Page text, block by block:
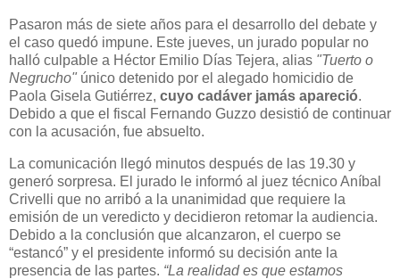
Pasaron más de siete años para el desarrollo del debate y
el caso quedó impune. Este jueves, un jurado popular no
halló culpable a Héctor Emilio Días Tejera, alias "Tuerto o
Negrucho" único detenido por el alegado homicidio de
Paola Gisela Gutiérrez, cuyo cadáver jamás apareció.
Debido a que el fiscal Fernando Guzzo desistió de continuar
con la acusación, fue absuelto.
La comunicación llegó minutos después de las 19.30 y
generó sorpresa. El jurado le informó al juez técnico Aníbal
Crivelli que no arribó a la unanimidad que requiere la
emisión de un veredicto y decidieron retomar la audiencia.
Debido a la conclusión que alcanzaron, el cuerpo se
“estancó” y el presidente informó su decisión ante la
presencia de las partes. “La realidad es que estamos